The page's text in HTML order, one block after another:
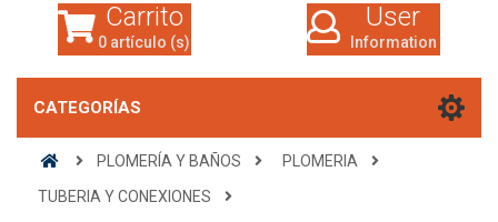
Carrito
0 artículo (s)
User
Information
CATEGORÍAS
PLOMERÍA Y BAÑOS
PLOMERIA
TUBERIA Y CONEXIONES